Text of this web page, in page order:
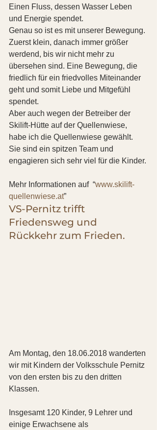
Einen Fluss, dessen Wasser Leben
und Energie spendet.
Genau so ist es mit unserer Bewegung.
Zuerst klein, danach immer größer
werdend, bis wir nicht mehr zu
übersehen sind. Eine Bewegung, die
friedlich für ein friedvolles Miteinander
geht und somit Liebe und Mitgefühl
spendet.
Aber auch wegen der Betreiber der
Skilift-Hütte auf der Quellenwiese,
habe ich die Quellenwiese gewählt.
Sie sind ein spitzen Team und
engagieren sich sehr viel für die Kinder.
Mehr Informationen auf  “www.skilift-
quellenwiese.at”
VS-Pernitz trifft
Friedensweg und
Rückkehr zum Frieden.
Am Montag, den 18.06.2018 wanderten
wir mit Kindern der Volksschule Pernitz
von den ersten bis zu den dritten
Klassen.
Insgesamt 120 Kinder, 9 Lehrer und
einige Erwachsene als